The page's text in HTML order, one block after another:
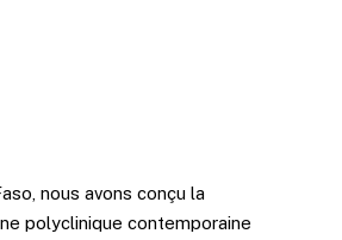
nous avons conçu la
polyclinique contemporaine